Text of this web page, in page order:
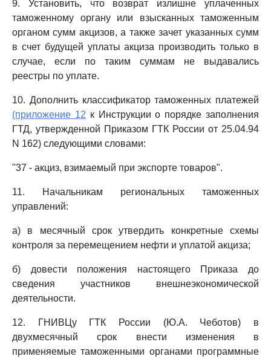
9. Установить, что возврат излишне уплаченных
таможенному органу или взысканных таможенным
органом сумм акцизов, а также зачет указанных сумм
в счет будущей уплаты акциза производить только в
случае, если по таким суммам не выдавались
реестры по уплате.
10. Дополнить классификатор таможенных платежей
(приложение 12 к Инструкции о порядке заполнения
ГТД, утвержденной Приказом ГТК России от 25.04.94
N 162) следующими словами:
"37 - акциз, взимаемый при экспорте товаров".
11. Начальникам региональных таможенных
управлений:
а) в месячный срок утвердить конкретные схемы
контроля за перемещением нефти и уплатой акциза;
б) довести положения настоящего Приказа до
сведения участников внешнеэкономической
деятельности.
12. ГНИВЦу ГТК России (Ю.А. Чеботов) в
двухмесячный срок внести изменения в
применяемые таможенными органами программные